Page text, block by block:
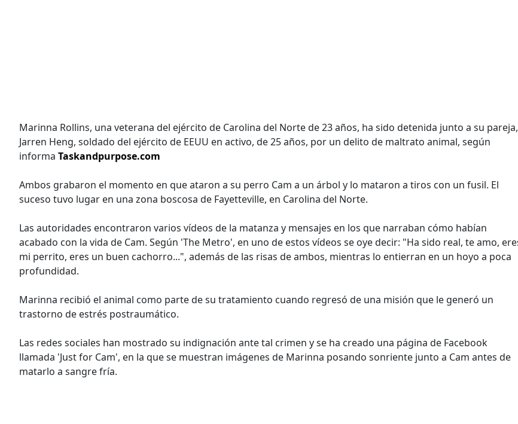
Marinna Rollins, una veterana del ejército de Carolina del Norte de 23 años, ha sido detenida junto a su pareja,
Jarren Heng, soldado del ejército de EEUU en activo, de 25 años, por un delito de maltrato animal, según
informa Taskandpurpose.com
Ambos grabaron el momento en que ataron a su perro Cam a un árbol y lo mataron a tiros con un fusil. El
suceso tuvo lugar en una zona boscosa de Fayetteville, en Carolina del Norte.
Las autoridades encontraron varios vídeos de la matanza y mensajes en los que narraban cómo habían
acabado con la vida de Cam. Según 'The Metro', en uno de estos vídeos se oye decir: "Ha sido real, te amo,
mi perrito, eres un buen cachorro...", además de las risas de ambos, mientras lo entierran en un hoyo a poca
profundidad.
Marinna recibió el animal como parte de su tratamiento cuando regresó de una misión que le generó un
trastorno de estrés postraumático.
Las redes sociales han mostrado su indignación ante tal crimen y se ha creado una página de Facebook
llamada 'Just for Cam', en la que se muestran imágenes de Marinna posando sonriente junto a Cam antes de
matarlo a sangre fría.